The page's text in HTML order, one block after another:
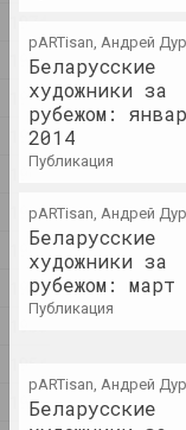
1972
1971
1970
1969
1962
1960
1958
1953
pARTisan, Андрей
Беларусские
художники за
рубежом:
2014
публикация
pARTisan, Андрей
Беларусские
художники за
рубежом: март
публикация
pARTisan, Андрей
Беларусские